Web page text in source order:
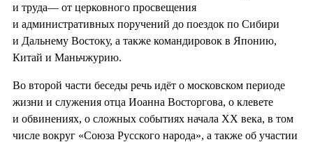
и труда— от церковного просвещения
и административных поручений до поездок по Сибири
и Дальнему Востоку, а также командировок в Японию,
Китай и Маньчжурию.
Во второй части беседы речь идёт о московском периоде
жизни и служения отца Иоанна Восторгова, о клевете
и обвинениях, о сложных событиях начала ХХ века, в том
числе вокруг «Союза Русского народа», а также об участии